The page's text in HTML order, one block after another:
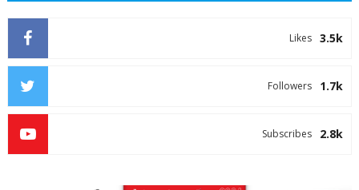
3.5k
Likes
1.7k
Followers
2.8k
Subscribes